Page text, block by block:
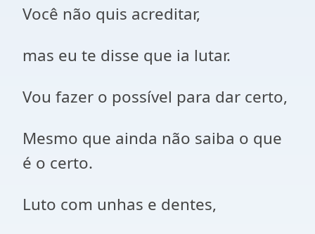
Você não quis acreditar,
mas eu te disse que ia lutar.
Vou fazer o possível para dar certo,
Mesmo que ainda não saiba o que
é o certo.
Luto com unhas e dentes,